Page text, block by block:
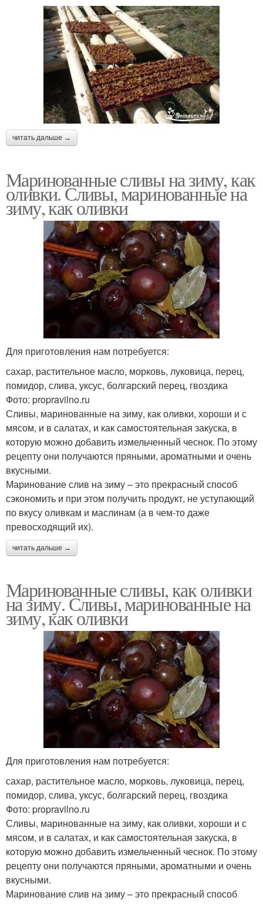
читать дальше →
Маринованные сливы на зиму, как
оливки. Сливы, маринованные на
зиму, как оливки
Для приготовления нам потребуется:
сахар, растительное масло, морковь, луковица, перец,
помидор, слива, уксус, болгарский перец, гвоздика
Фото: propravilno.ru
Сливы, маринованные на зиму, как оливки, хороши и с
мясом, и в салатах, и как самостоятельная закуска, в
которую можно добавить измельченный чеснок. По этому
рецепту они получаются пряными, ароматными и очень
вкусными.
Маринование слив на зиму – это прекрасный способ
сэкономить и при этом получить продукт, не уступающий
по вкусу оливкам и маслинам (а в чем-то даже
превосходящий их).
читать дальше →
Маринованные сливы, как оливки
на зиму. Сливы, маринованные на
зиму, как оливки
Для приготовления нам потребуется:
сахар, растительное масло, морковь, луковица, перец,
помидор, слива, уксус, болгарский перец, гвоздика
Фото: propravilno.ru
Сливы, маринованные на зиму, как оливки, хороши и с
мясом, и в салатах, и как самостоятельная закуска, в
которую можно добавить измельченный чеснок. По этому
рецепту они получаются пряными, ароматными и очень
вкусными.
Маринование слив на зиму – это прекрасный способ